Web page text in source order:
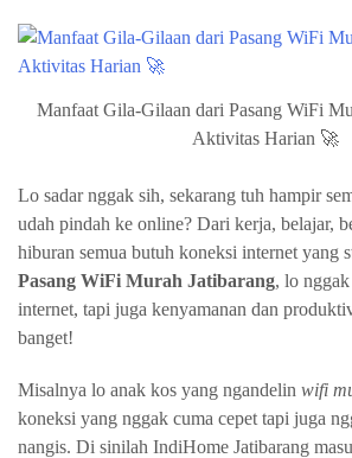
Manfaat Gila-Gilaan dari Pasang WiFi
Aktivitas Harian 🚀
Lo sadar nggak sih, sekarang tuh hampir
udah pindah ke online? Dari kerja, belajar,
hiburan semua butuh koneksi internet yang
Pasang WiFi Murah Jatibarang, lo nggak
internet, tapi juga kenyamanan dan
banget!
Misalnya lo anak kos yang ngandelin wifi
koneksi yang nggak cuma cepet tapi juga
nangis. Di sinilah IndiHome Jatibarang